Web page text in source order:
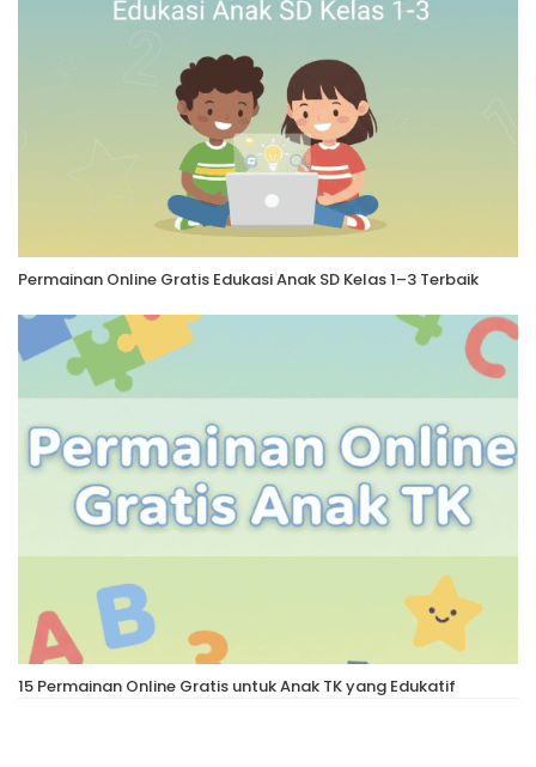
Permainan Online Gratis Edukasi Anak SD Kelas 1–3 Terbaik
15 Permainan Online Gratis untuk Anak TK yang Edukatif